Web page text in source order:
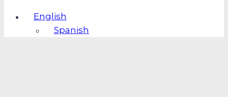
English
Spanish